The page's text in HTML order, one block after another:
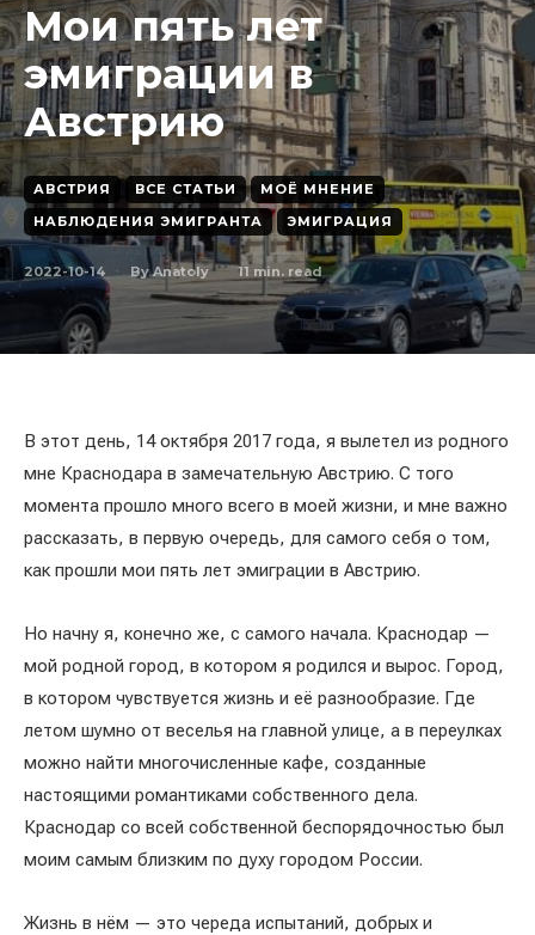
Мои пять лет
эмиграции в
Австрию
АВСТРИЯ ВСЕ СТАТЬИ
МОЁ МНЕНИЕ
НАБЛЮДЕНИЯ ЭМИГРАНТА
ЭМИГРАЦИЯ
2022-10-14 By Anatoly 11 min. read
В этот день, 14 октября 2017 года, я вылетел из родного
мне Краснодара в замечательную Австрию. С того
момента прошло много всего в моей жизни, и мне важно
рассказать, в первую очередь, для самого себя о том,
как прошли мои пять лет эмиграции в Австрию.
Но начну я, конечно же, с самого начала. Краснодар —
мой родной город, в котором я родился и вырос. Город,
в котором чувствуется жизнь и её разнообразие. Где
летом шумно от веселья на главной улице, а в переулках
можно найти многочисленные кафе, созданные
настоящими романтиками собственного дела.
Краснодар со всей собственной беспорядочностью был
моим самым близким по духу городом России.
Жизнь в нём — это череда испытаний, добрых и